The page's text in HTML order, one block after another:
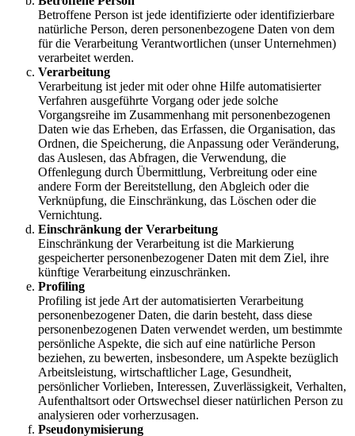
Betroffene Person ist jede identifizierte oder identifizierbare
natürliche Person, deren personenbezogene Daten von dem
für die Verarbeitung Verantwortlichen (unser Unternehmen)
verarbeitet werden.
Verarbeitung
Verarbeitung ist jeder mit oder ohne Hilfe automatisierter
Verfahren ausgeführte Vorgang oder jede solche
Vorgangsreihe im Zusammenhang mit personenbezogenen
Daten wie das Erheben, das Erfassen, die Organisation, das
Ordnen, die Speicherung, die Anpassung oder Veränderung,
das Auslesen, das Abfragen, die Verwendung, die
Offenlegung durch Übermittlung, Verbreitung oder eine
andere Form der Bereitstellung, den Abgleich oder die
Verknüpfung, die Einschränkung, das Löschen oder die
Vernichtung.
Einschränkung der Verarbeitung
Einschränkung der Verarbeitung ist die Markierung
gespeicherter personenbezogener Daten mit dem Ziel, ihre
künftige Verarbeitung einzuschränken.
Profiling
Profiling ist jede Art der automatisierten Verarbeitung
personenbezogener Daten, die darin besteht, dass diese
personenbezogenen Daten verwendet werden, um bestimmte
persönliche Aspekte, die sich auf eine natürliche Person
beziehen, zu bewerten, insbesondere, um Aspekte bezüglich
Arbeitsleistung, wirtschaftlicher Lage, Gesundheit,
persönlicher Vorlieben, Interessen, Zuverlässigkeit, Verhalten,
Aufenthaltsort oder Ortswechsel dieser natürlichen Person zu
analysieren oder vorherzusagen.
Pseudonymisierung